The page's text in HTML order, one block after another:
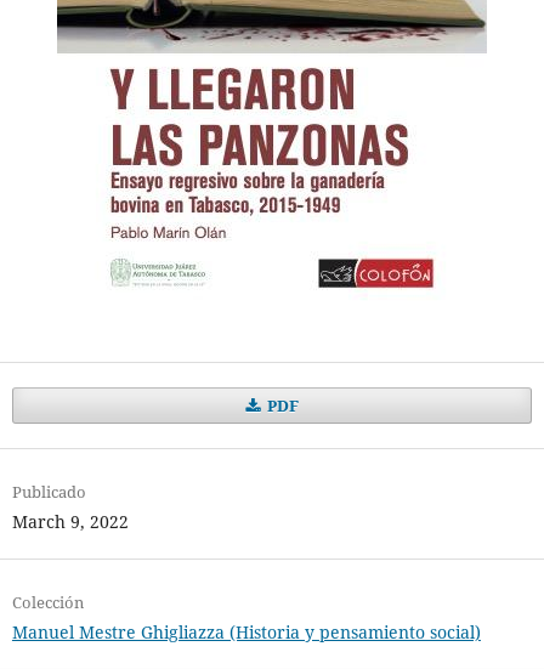
PDF
Publicado
March 9, 2022
Colección
Manuel Mestre Ghigliazza (Historia y pensamiento social)